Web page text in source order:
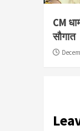
CM
सौगात